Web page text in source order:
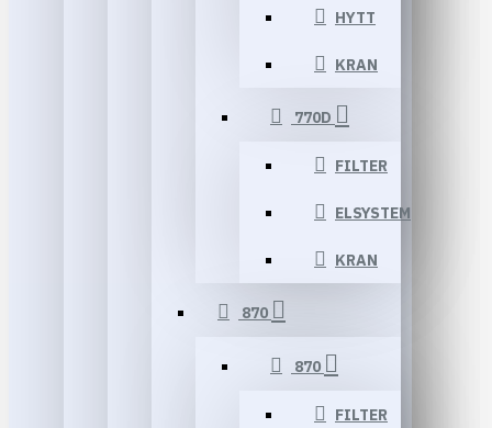
HYTT
KRAN
770D
FILTER
ELSYSTEM
KRAN
870
870
FILTER